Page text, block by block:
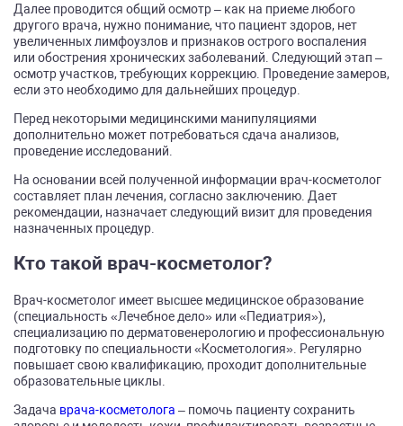
Далее проводится общий осмотр – как на приеме любого
другого врача, нужно понимание, что пациент здоров, нет
увеличенных лимфоузлов и признаков острого воспаления
или обострения хронических заболеваний. Следующий этап –
осмотр участков, требующих коррекцию. Проведение замеров,
если это необходимо для дальнейших процедур.
Перед некоторыми медицинскими манипуляциями
дополнительно может потребоваться сдача анализов,
проведение исследований.
На основании всей полученной информации врач-косметолог
составляет план лечения, согласно заключению. Дает
рекомендации, назначает следующий визит для проведения
назначенных процедур.
Кто такой врач-косметолог?
Врач-косметолог имеет высшее медицинское образование
(специальность «Лечебное дело» или «Педиатрия»),
специализацию по дерматовенерологию и профессиональную
подготовку по специальности «Косметология». Регулярно
повышает свою квалификацию, проходит дополнительные
образовательные циклы.
Задача врача-косметолога – помочь пациенту сохранить